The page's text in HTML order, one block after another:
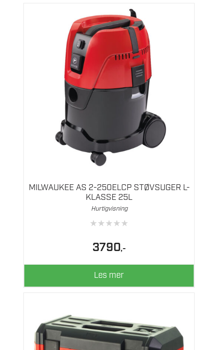
MILWAUKEE AS 2-250ELCP STØVSUGER L-
KLASSE 25L
Hurtigvisning
★★★★★
3790,-
Les mer